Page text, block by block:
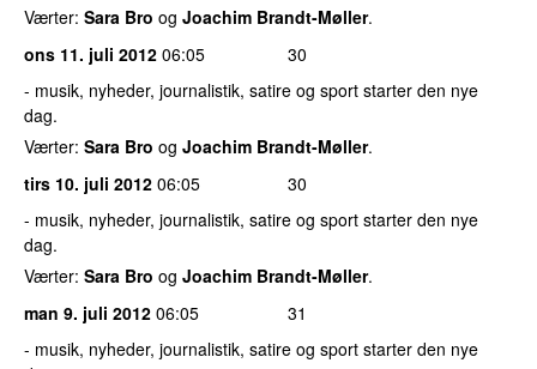
Værter: Sara Bro og Joachim Brandt-Møller.
ons 11. juli 2012 06:05
30
- musik, nyheder, journalistik, satire og sport starter den nye
dag.
Værter: Sara Bro og Joachim Brandt-Møller.
tirs 10. juli 2012 06:05
30
- musik, nyheder, journalistik, satire og sport starter den nye
dag.
Værter: Sara Bro og Joachim Brandt-Møller.
man 9. juli 2012 06:05
31
- musik, nyheder, journalistik, satire og sport starter den nye